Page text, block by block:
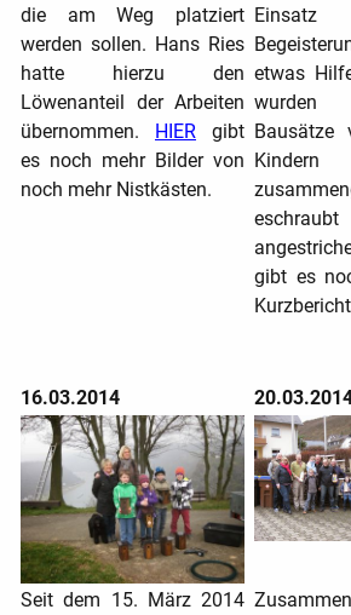
die am Weg platziert
werden sollen. Hans Ries
hatte hierzu den
Löwenanteil der Arbeiten
übernommen.
HIER gibt
es noch mehr Bilder von
noch mehr Nistkästen.
etwas
Bausätze
Kindern
gibt es
16.03.2014
Seit dem 15. März 2014